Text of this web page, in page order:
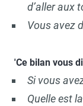
d’aller aux
Vous avez
'Ce bilan vous
Si vous
Quelle est